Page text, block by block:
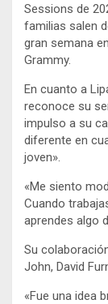
Sessions de
familias salen
gran semana
Grammy.
En cuanto a
reconoce su
impulso a su
diferente en
joven».
«Me siento
Cuando
aprendes algo
Su
John, David
«Fue una idea